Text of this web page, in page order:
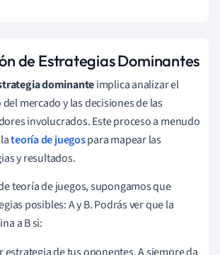
de Estrategias Dominantes
dominanteimplica analizar el
mercado y las decisiones de las
involucrados. Este proceso a menudo
lateoría de juegospara mapear las
y resultados.
teoría de juegos, supongamos que
posibles: A y B. Podrás ver que la
a B si: